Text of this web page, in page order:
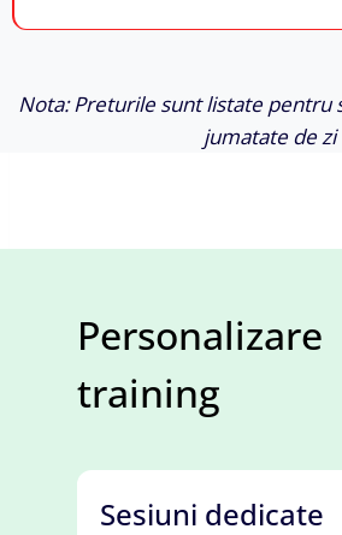
Nota: Preturile sunt listate pentru
jumatate de zi
Personalizare
training
Sesiuni dedicate